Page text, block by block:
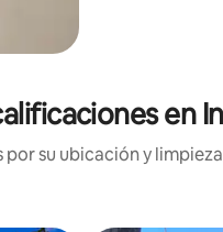
en
su ubicación y